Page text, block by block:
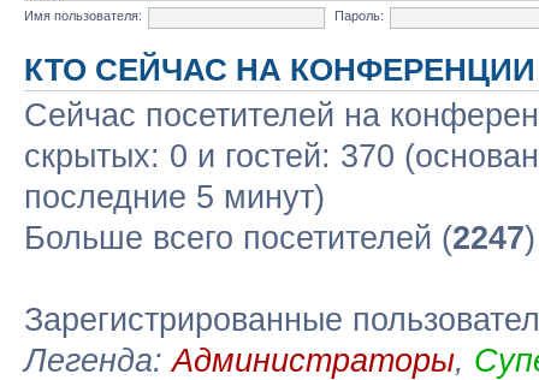
Имя пользователя:
Пароль:
КТО СЕЙЧАС НА КОНФЕРЕНЦИИ
Сейчас посетителей на
скрытых: 0 и гостей: 370
последние 5 минут)
Больше всего посетителей (2247
Зарегистрированные
Легенда:Администраторы,